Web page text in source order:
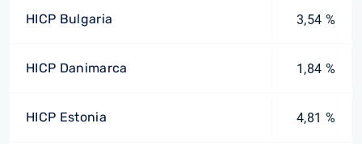
HICP Bulgaria 3,54 %
HICP Danimarca 1,84 %
HICP Estonia 4,81 %